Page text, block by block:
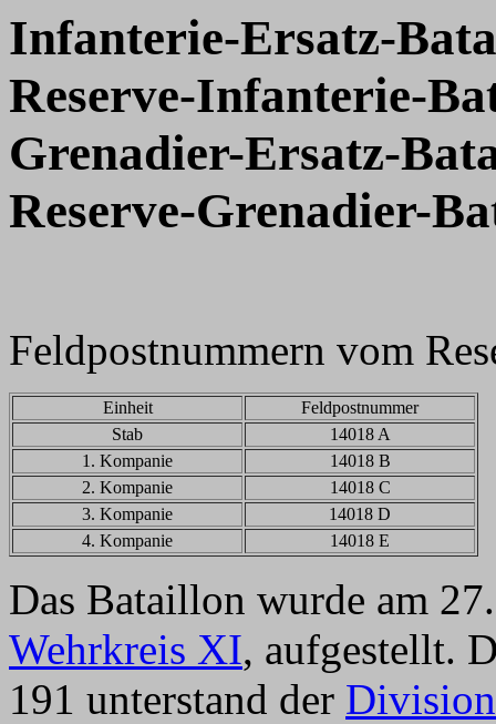
Infanterie-Ersatz-
Reserve-Infanterie-
Grenadier-Ersatz-
Reserve-Grenadier-
Feldpostnummern vom
Einheit
Feldpostnummer
Stab
14018 A
1. Kompanie
14018 B
2. Kompanie
14018 C
3. Kompanie
14018 D
4. Kompanie
14018 E
Das Bataillon wurde am
Wehrkreis XI, aufgestellt.
191 unterstand der